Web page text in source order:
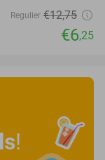
Regulier €12,75
€6,25
!